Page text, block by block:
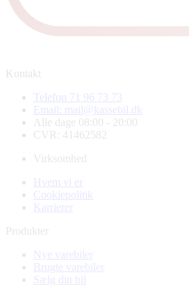
Kontakt
Telefon 71 96 73 73
Email: mail@kassebil.dk
Alle dage 08:00 - 20:00
CVR: 41462582
Virksomhed
Hvem vi er
Cookiepolitik
Karrierer
Produkter
Nye varebiler
Brugte varebiler
Sælg din bil